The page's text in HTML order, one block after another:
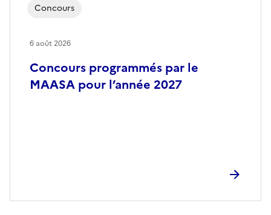
Concours programmés par le
MAASA pour l’année 2027
Concours
6 août 2026